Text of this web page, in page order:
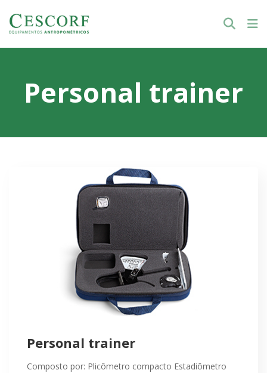
Personal trainer
Personal trainer
Composto por: Plicômetro compacto Estadiômetro